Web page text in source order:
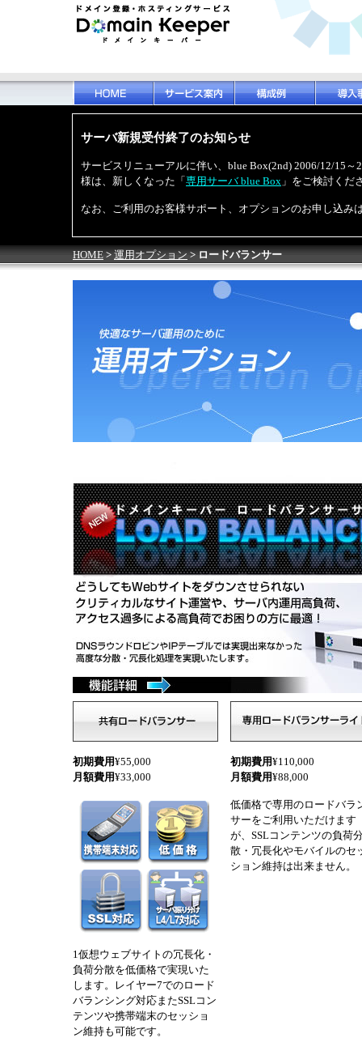
サーバ新規受付終了のお知らせ
サービスリニューアルに伴い、blue Box(2nd) 2006/12/15
様は、新しくなった「 専用サーバ blue Box 」をご検討くだ
なお、ご利用のお客様サポート、オプションのお申し込み
HOME > 運用オプション > ロードバランサー
初期費用¥55,000
月額費用¥33,000
1仮想ウェブサイトの冗長化・
負荷分散を低価格で実現いた
します。レイヤー7でのロード
バランシング対応またSSLコン
テンツや携帯端末のセッショ
ン維持も可能です。
初期費用¥110,000
月額費用¥88,000
低価格で専用のロードバラ
サーをご利用いただけます
が、SSLコンテンツの負荷
散・冗長化やモバイルのセ
ション維持は出来ません。